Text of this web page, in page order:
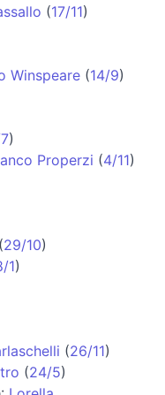
(17/11)
Winspeare (14/9)
)
Properzi (4/11)
(29/10)
1)
(26/11)
(24/5)